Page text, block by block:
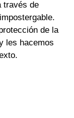
través de
de la
les hacemos